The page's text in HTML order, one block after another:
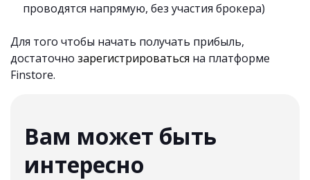
проводятся напрямую, без участия брокера)
Для того чтобы начать получать прибыль,
достаточно зарегистрироваться на платформе
Finstore.
Вам может быть
интересно